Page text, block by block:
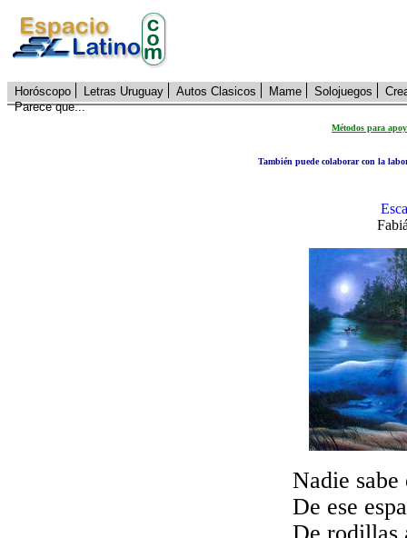
Horóscopo Letras Uruguay Autos Clasicos Mame Solojuegos
Parece que...
Métodos para
También puede colaborar con la
Nadie
De ese